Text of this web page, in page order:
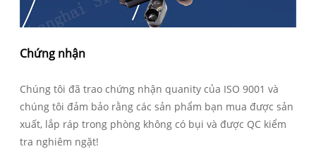
Chứng nhận
Chúng tôi đã trao chứng nhận quanity của ISO 9001 và
chúng tôi đảm bảo rằng các sản phẩm bạn mua được sản
xuất, lắp ráp trong phòng không có bụi và được QC kiểm
tra nghiêm ngặt!